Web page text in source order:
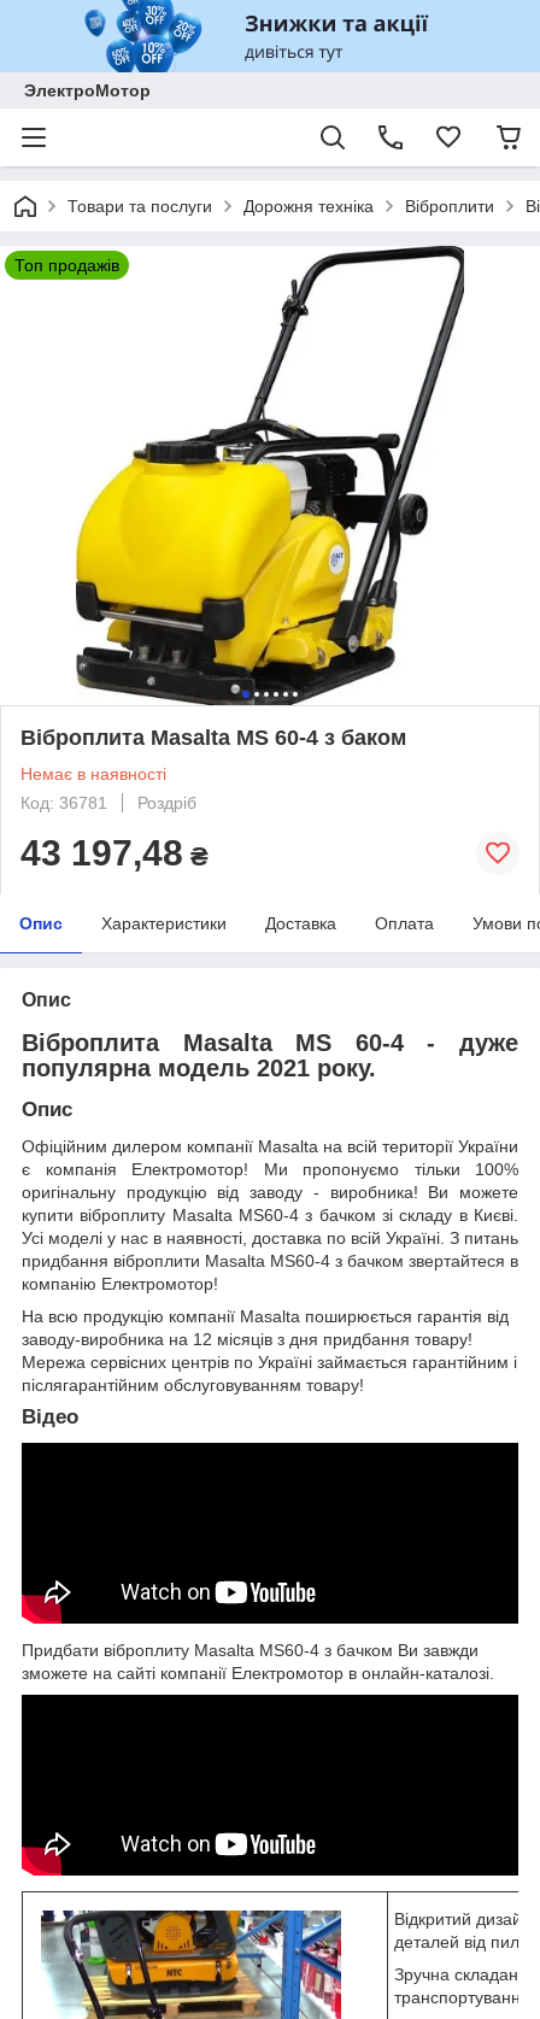
ЭлектроМотор
Товари та послуги Дорожня техніка Віброплити
Топ продажів
Віброплита Masalta MS 60-4 з баком
Немає в наявності
Код: 36781
Роздріб
43 197,48 ₴
Опис Характеристики Доставка Оплата Умови
Опис
Віброплита Masalta MS 60-4 - дуже
популярна модель 2021 року.
Опис
Офіційним дилером компанії Masalta на всій території України
є компанія Електромотор! Ми пропонуємо тільки 100%
оригінальну продукцію від заводу - виробника! Ви можете
купити віброплиту Masalta MS60-4 з бачком зі складу в Києві.
Усі моделі у нас в наявності, доставка по всій Україні. З питань
придбання віброплити Masalta MS60-4 з бачком звертайтеся в
компанію Електромотор!
На всю продукцію компанії Masalta поширюється гарантія від
заводу-виробника на 12 місяців з дня придбання товару!
Мережа сервісних центрів по Україні займається гарантійним і
післягарантійним обслуговуванням товару!
Відео
Придбати віброплиту Masalta MS60-4 з бачком Ви завжди
зможете на сайті компанії Електромотор в онлайн-каталозі.
Відкритий
деталей від пилу
Зручна складана
транспортування